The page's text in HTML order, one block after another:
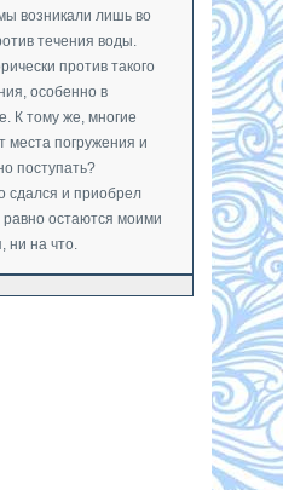
возникали лишь во
течения воды.
против такого
особенно в
К тому же, многие
места погружения и
поступать?
сдался и приобрел
равно остаются моими
на что.